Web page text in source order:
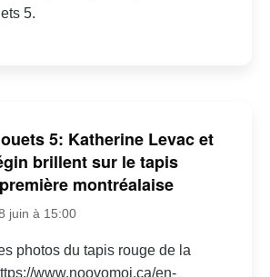
5.
5: Katherine Levac et
brillent sur le tapis
montréalaise
juin à 15:00
photos du tapis rouge de la
www.noovomoi.ca/en-